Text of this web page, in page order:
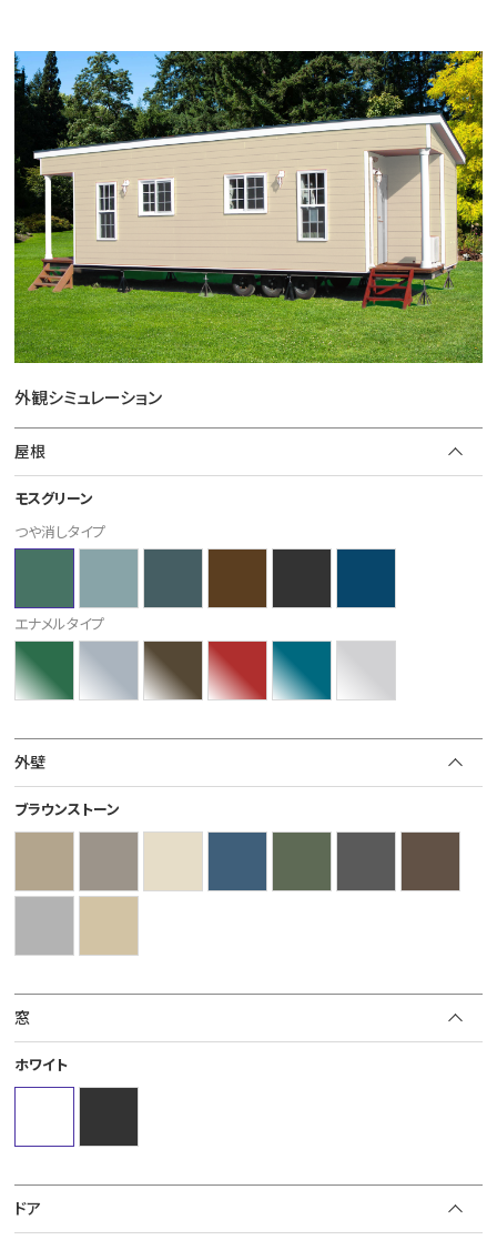
外観シミュレーション
屋根
モスグリーン
つや消しタイプ
エナメルタイプ
外壁
ブラウンストーン
窓
ホワイト
ドア